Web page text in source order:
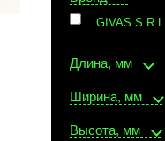
GIVAS S.R.L
Длина, мм
Ширина, мм
Высота, мм